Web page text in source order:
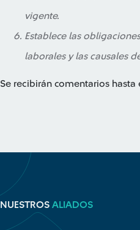
vigente.
Establece las
laborales y las causales
Se recibirán comentarios
NUESTROS ALIADOS